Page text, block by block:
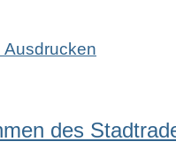
Ausdrucken
des